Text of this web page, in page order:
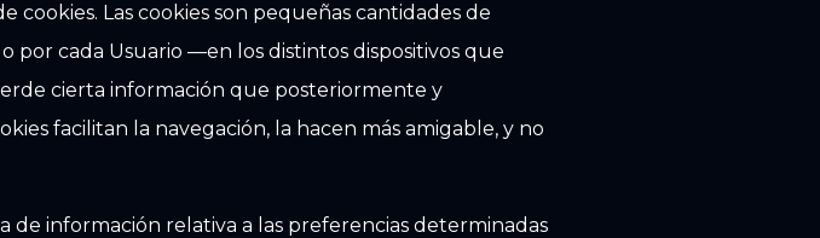
cookies. Las cookies son pequeñas cantidades de
cada Usuario —en los distintos dispositivos que
cierta información que posteriormente y
facilitan la navegación, la hacen más amigable, y no
de información relativa a las preferencias determinadas